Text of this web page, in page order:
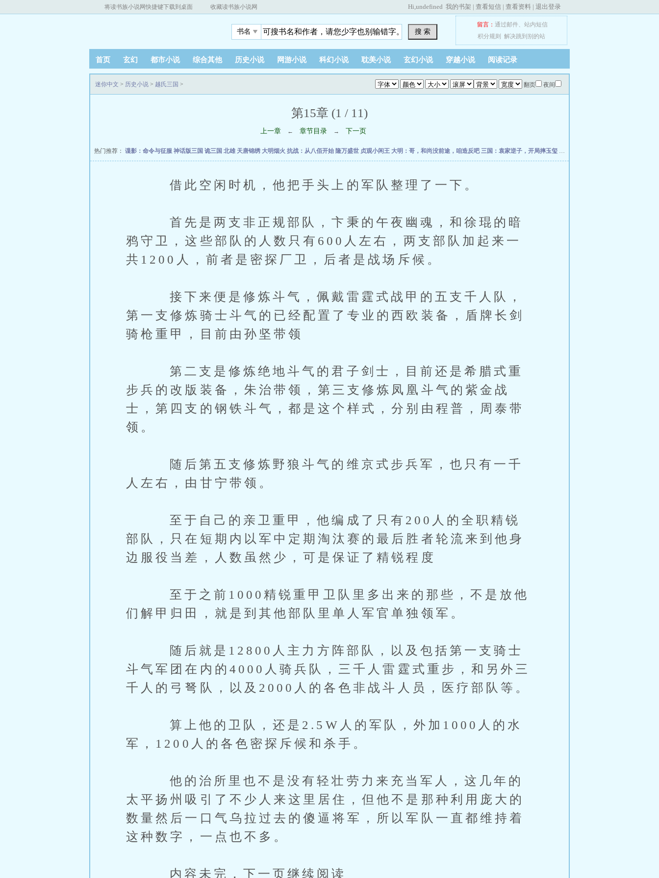
将读书族小说网快捷键下载到桌面 收藏读书族小说网 Hi,undefined 我的书架 | 查看短信 | 查看资料 | 退出登录
书名 搜 索
留言： 通过邮件、 站内短信
积分规则
解决跳到别的站
首页 玄幻 都市小说 综合其他 历史小说 网游小说 科幻小说 耽美小说 玄幻小说 穿越小说 阅读记录
翻页 夜间
迷你中文 > 历史小说 > 越氏三国 >
第15章 (1 / 11)
上一章 ← 章节目录 → 下一页
热门推荐： 谍影：命令与征服 神话版三国 诡三国 北雄 天唐锦绣 大明烟火 抗战：从八佰开始 隆万盛世 贞观小闲王 大明：哥，和尚没前途，咱造反吧三国：袁家逆子，开局摔玉玺 水浒：开局悟性拉满，震惊周侗
借此空闲时机，他把手头上的军队整理了一下。
首先是两支非正规部队，卞秉的午夜幽魂，和徐琨的暗
鸦守卫，这些部队的人数只有600人左右，两支部队加起来一
共1200人，前者是密探厂卫，后者是战场斥候。
接下来便是修炼斗气，佩戴雷霆式战甲的五支千人队，
第一支修炼骑士斗气的已经配置了专业的西欧装备，盾牌长剑
骑枪重甲，目前由孙坚带领
第二支是修炼绝地斗气的君子剑士，目前还是希腊式重
步兵的改版装备，朱治带领，第三支修炼凤凰斗气的紫金战
士，第四支的钢铁斗气，都是这个样式，分别由程普，周泰带
领。
随后第五支修炼野狼斗气的维京式步兵军，也只有一千
人左右，由甘宁带领。
至于自己的亲卫重甲，他编成了只有200人的全职精锐
部队，只在短期内以军中定期淘汰赛的最后胜者轮流来到他身
边服役当差，人数虽然少，可是保证了精锐程度
至于之前1000精锐重甲卫队里多出来的那些，不是放他
们解甲归田，就是到其他部队里单人军官单独领军。
随后就是12800人主力方阵部队，以及包括第一支骑士
斗气军团在内的4000人骑兵队，三千人雷霆式重步，和另外三
千人的弓弩队，以及2000人的各色非战斗人员，医疗部队等。
算上他的卫队，还是2.5W人的军队，外加1000人的水
军，1200人的各色密探斥候和杀手。
他的治所里也不是没有轻壮劳力来充当军人，这几年的
太平扬州吸引了不少人来这里居住，但他不是那种利用庞大的
数量然后一口气乌拉过去的傻逼将军，所以军队一直都维持着
这种数字，一点也不多。
内容未完，下一页继续阅读